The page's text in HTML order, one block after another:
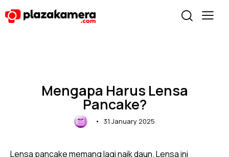
Mengapa Harus Lensa
Pancake?
31 January 2025
Lensa pancake memang lagi naik daun.Lensaini